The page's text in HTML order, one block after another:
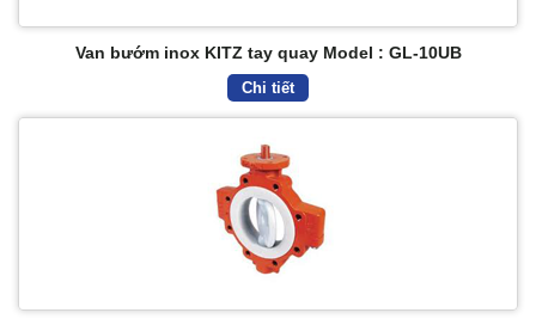
Van bướm inox KITZ tay quay Model : GL-10UB
Chi tiết